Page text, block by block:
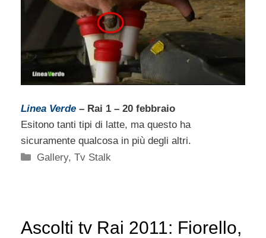
Linea Verde – Rai 1 – 20 febbraio
Esitono tanti tipi di latte, ma questo ha
sicuramente qualcosa in più degli altri.
Categorie
Gallery,Tv Stalk
Ascolti tv Rai 2011: Fiorello,